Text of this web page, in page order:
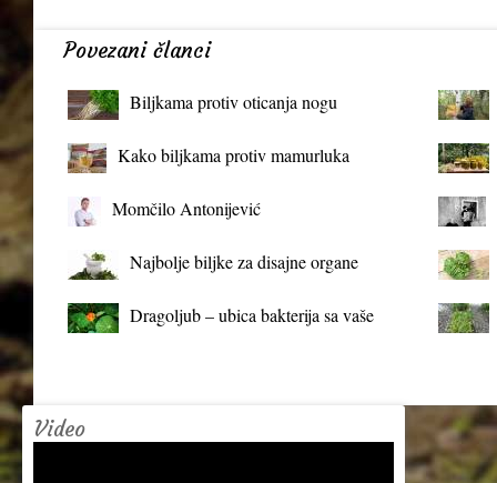
Povezani članci
Biljkama protiv oticanja nogu
Kako biljkama protiv mamurluka
Momčilo Antonijević
Najbolje biljke za disajne organe
Dragoljub – ubica bakterija sa vaše
Video